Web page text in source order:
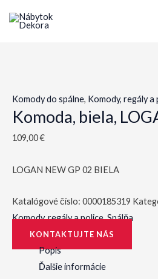
Komody do spálne, Komody, regály a
Komoda, biela,
109,00€
LOGAN NEW GP 02 BIELA
Katalógové číslo: 0000185319
Komody, regály a police,Spálňa
KONTAKTUJTE NÁS
Popis
Ďalšie informácie